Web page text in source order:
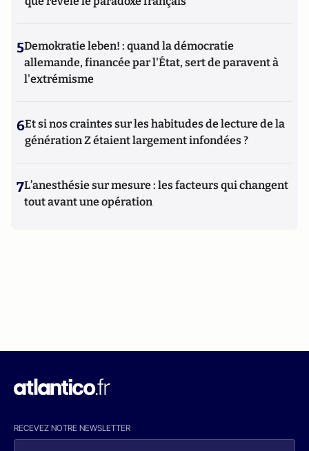
5Demokratie leben! : quand la démocratie
allemande, financée par l'État, sert de paravent à
l'extrémisme
6Et si nos craintes sur les habitudes de lecture de la
génération Z étaient largement infondées ?
7L’anesthésie sur mesure : les facteurs qui changent
tout avant une opération
RECEVEZ NOTRE NEWSLETTER